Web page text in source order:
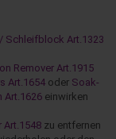
Schleifblock Art.1323
Remover Art.1915
Art.1654 oder Soak-
Art.1626 einwirken
Art.1548 zu entfernen